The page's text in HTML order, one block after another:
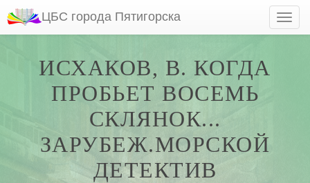
ЦБС города Пятигорска
ИСХАКОВ, В. КОГДА
ПРОБЬЕТ ВОСЕМЬ
СКЛЯНОК...
ЗАРУБЕЖ.МОРСКОЙ
ДЕТЕКТИВ